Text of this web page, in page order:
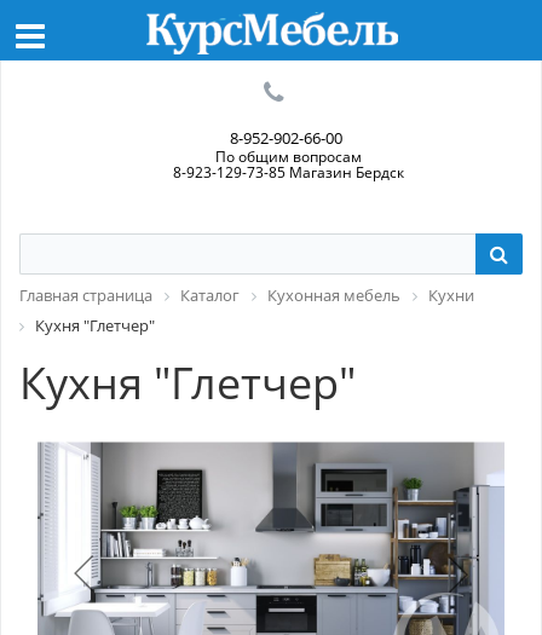
8-952-902-66-00
По общим вопросам
8-923-129-73-85 Магазин Бердск
Главная страница Каталог Кухонная мебель
Кухни
Кухня "Глетчер"
Кухня "Глетчер"